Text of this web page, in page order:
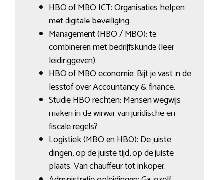
HBO of MBO ICT: Organisaties helpen
met digitale beveiliging.
Management (HBO / MBO): te
combineren met bedrijfskunde (leer
leidinggeven).
HBO of MBO economie: Bijt je vast in de
lesstof over Accountancy & finance.
Studie HBO rechten: Mensen wegwijs
maken in de wirwar van juridische en
fiscale regels?
Logistiek (MBO en HBO): De juiste
dingen, op de juiste tijd, op de juiste
plaats. Van chauffeur tot inkoper.